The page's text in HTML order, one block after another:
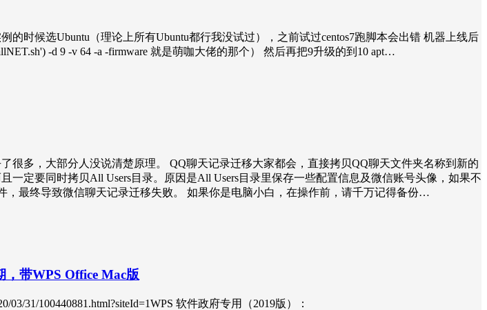
时候选Ubuntu（理论上所有Ubuntu都行我没试过），之前试过centos7跑脚本会出错 机器上线后
-d 9 -v 64 -a -firmware 就是萌咖大佬的那个） 然后再把9升级的到10 apt…
多，大部分人没说清楚原理。 QQ聊天记录迁移大家都会，直接拷贝QQ聊天文件夹名称到新的
定要同时拷贝All Users目录。原因是All Users目录里保存一些配置信息及微信账号头像，如果不
最终导致微信聊天记录迁移失败。 如果你是电脑小白，在操作前，请千万记得备份…
带WPS Office Mac版
31/100440881.html?siteId=1WPS 软件政府专用（2019版）：